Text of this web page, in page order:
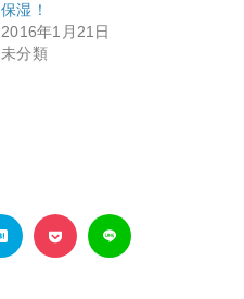
保湿！
2016年1月21日
未分類